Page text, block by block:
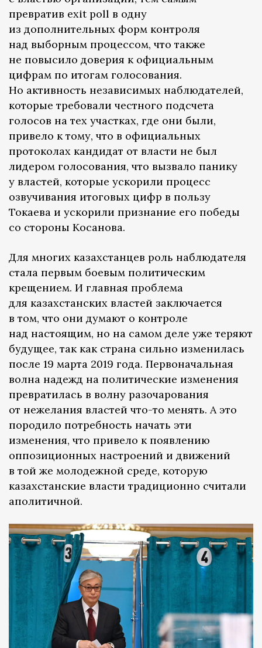
превратив exit poll в одну
из дополнительных форм контроля
над выборным процессом, что также
не повысило доверия к официальным
цифрам по итогам голосования.
Но активность независимых наблюдателей,
которые требовали честного подсчета
голосов на тех участках, где они были,
привело к тому, что в официальных
протоколах кандидат от власти не был
лидером голосования, что вызвало панику
у властей, которые ускорили процесс
озвучивания итоговых цифр в пользу
Токаева и ускорили признание его победы
со стороны Косанова.
Для многих казахстанцев роль наблюдателя
стала первым боевым политическим
крещением. И главная проблема
для казахстанских властей заключается
в том, что они думают о контроле
над настоящим, но на самом деле уже теряют
будущее, так как страна сильно изменилась
после 19 марта 2019 года. Первоначальная
волна надежд на политические изменения
превратилась в волну разочарования
от нежелания властей что-то менять. А это
породило потребность начать эти
изменения, что привело к появлению
оппозиционных настроений и движений
в той же молодежной среде, которую
казахстанские власти традиционно считали
аполитичной.